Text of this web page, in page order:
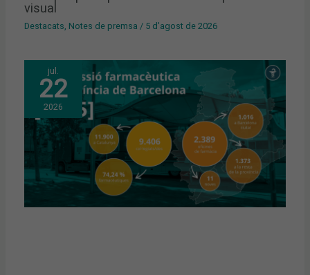
visual
Destacats Notes de premsa / 5 d'agost de 2026
jul.
22
2026